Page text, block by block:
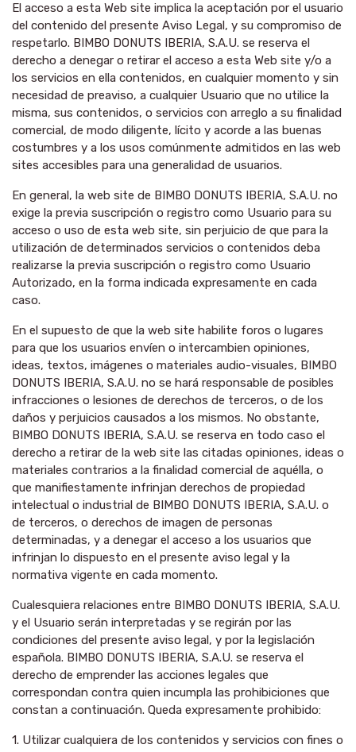
El acceso a esta Web site implica la aceptación por el usuario
del contenido del presente Aviso Legal, y su compromiso de
respetarlo. BIMBO DONUTS IBERIA, S.A.U. se reserva el
derecho a denegar o retirar el acceso a esta Web site y/o a
los servicios en ella contenidos, en cualquier momento y sin
necesidad de preaviso, a cualquier Usuario que no utilice la
misma, sus contenidos, o servicios con arreglo a su finalidad
comercial, de modo diligente, lícito y acorde a las buenas
costumbres y a los usos comúnmente admitidos en las web
sites accesibles para una generalidad de usuarios.
En general, la web site de BIMBO DONUTS IBERIA, S.A.U. no
exige la previa suscripción o registro como Usuario para su
acceso o uso de esta web site, sin perjuicio de que para la
utilización de determinados servicios o contenidos deba
realizarse la previa suscripción o registro como Usuario
Autorizado, en la forma indicada expresamente en cada
caso.
En el supuesto de que la web site habilite foros o lugares
para que los usuarios envíen o intercambien opiniones,
ideas, textos, imágenes o materiales audio-visuales, BIMBO
DONUTS IBERIA, S.A.U. no se hará responsable de posibles
infracciones o lesiones de derechos de terceros, o de los
daños y perjuicios causados a los mismos. No obstante,
BIMBO DONUTS IBERIA, S.A.U. se reserva en todo caso el
derecho a retirar de la web site las citadas opiniones, ideas o
materiales contrarios a la finalidad comercial de aquélla, o
que manifiestamente infrinjan derechos de propiedad
intelectual o industrial de BIMBO DONUTS IBERIA, S.A.U. o
de terceros, o derechos de imagen de personas
determinadas, y a denegar el acceso a los usuarios que
infrinjan lo dispuesto en el presente aviso legal y la
normativa vigente en cada momento.
Cualesquiera relaciones entre BIMBO DONUTS IBERIA, S.A.U.
y el Usuario serán interpretadas y se regirán por las
condiciones del presente aviso legal, y por la legislación
española. BIMBO DONUTS IBERIA, S.A.U. se reserva el
derecho de emprender las acciones legales que
correspondan contra quien incumpla las prohibiciones que
constan a continuación. Queda expresamente prohibido:
1. Utilizar cualquiera de los contenidos y servicios con fines o